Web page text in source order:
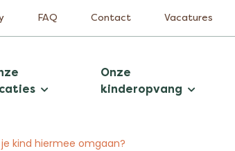
FAQ Contact Vacatures
Onze
kinderopvang
kind hiermee omgaan?